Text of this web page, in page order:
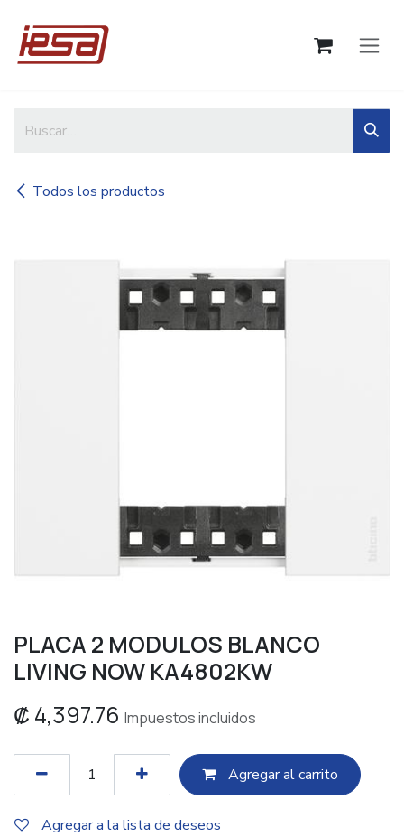
Todos los productos
PLACA 2 MODULOS BLANCO
LIVING NOW KA4802KW
₡ 4,397.76 Impuestos incluidos
Agregar al c​​arrito
Agregar a la lista de deseos